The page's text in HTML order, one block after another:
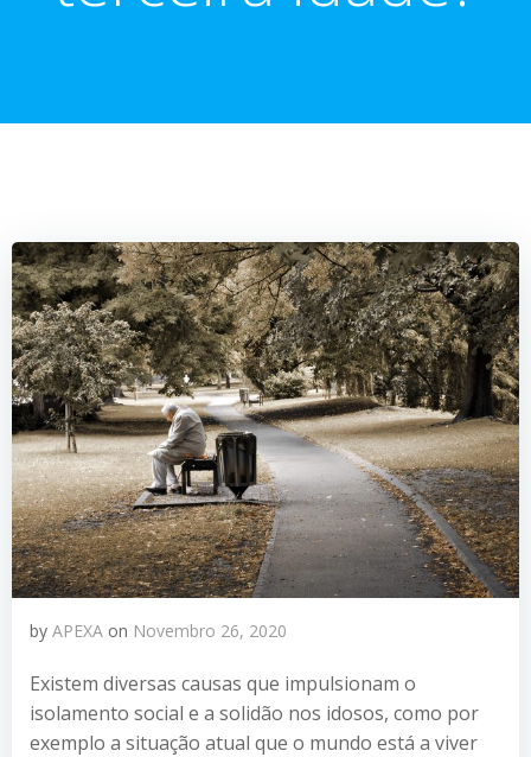
by APEXA on Novembro 26, 2020
Existem diversas causas que impulsionam o
isolamento social e a solidão nos idosos, como por
exemplo a situação atual que o mundo está a viver